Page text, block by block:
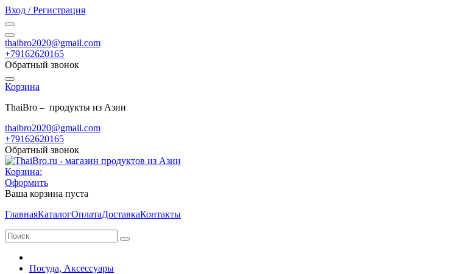
Вход / Регистрация
thaibro2020@gmail.com
+79162620165
Обратный звонок
Корзина
ThaiBro – продукты из Азии
thaibro2020@gmail.com
+79162620165
Обратный звонок
Корзина:
Оформить
Ваша корзина пуста
ГлавнаяКаталогОплатаДоставкаКонтакты
Посуда, Аксессуары